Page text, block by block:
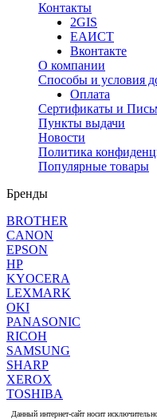
Контакты
2GIS
ЕАИСТ
Вконтакте
О компании
Способы и условия
Оплата
Сертификаты и
Пункты выдачи
Новости
Политика
Популярные товары
Бренды
BROTHER
CANON
EPSON
HP
KYOCERA
LEXMARK
OKI
PANASONIC
RICOH
SAMSUNG
SHARP
XEROX
TOSHIBA
Данный интернет-сайт носит